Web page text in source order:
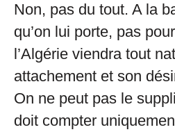
Non, pas du tout. A la
qu’on lui porte, pas
l’Algérie viendra tout
attachement et son
On ne peut pas le
doit compter